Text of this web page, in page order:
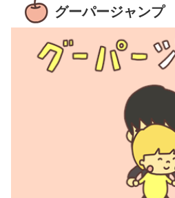
グーパージャンプ